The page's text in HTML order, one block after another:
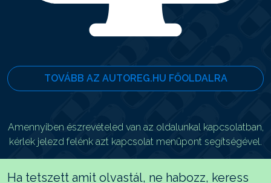
TOVÁBB AZ AUTOREG.HU FŐOLDALRA
Amennyiben észrevételed van az oldalunkal kapcsolatban,
kérlek jelezd felénk azt kapcsolat menüpont segítségével.
Ha tetszett amit olvastál, ne habozz, keress